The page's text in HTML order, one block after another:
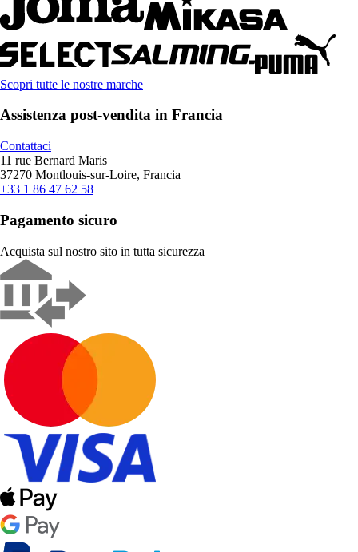
Scopri tutte le nostre marche
Assistenza post-vendita in Francia
Contattaci
11 rue Bernard Maris
37270 Montlouis-sur-Loire, Francia
+33 1 86 47 62 58
Pagamento sicuro
Acquista sul nostro sito in tutta sicurezza